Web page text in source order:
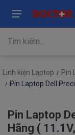
Linh kiện Laptop Pin
Pin Laptop Dell
Pin Laptop
Hãng (